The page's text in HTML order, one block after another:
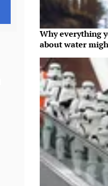
Why everything
about water